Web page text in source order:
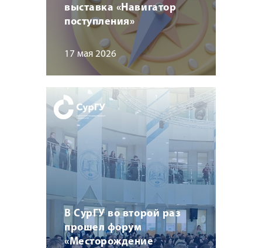
выставка «Навигатор
поступления»
17 мая 2026
В СурГУ во второй раз
прошел форум
«Месторождение